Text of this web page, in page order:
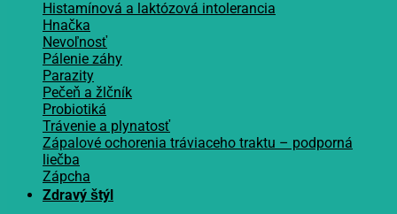
Histamínová a laktózová intolerancia
Hnačka
Nevoľnosť
Pálenie záhy
Parazity
Pečeň a žlčník
Probiotiká
Trávenie a plynatosť
Zápalové ochorenia tráviaceho traktu – podporná
liečba
Zápcha
Zdravý štýl